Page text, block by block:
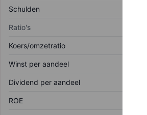
Schulden
Ratio's
Koers/omzetratio
Winst per aandeel
Dividend per aandeel
ROE